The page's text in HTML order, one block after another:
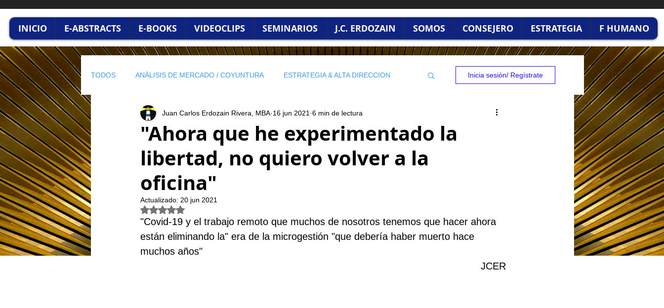
INICIO E-ABSTRACTS E-BOOKS VIDEOCLIPS SEMINARIOS J.C. ERDOZAIN SOMOS CONSEJERO ESTRATEGIA F HUMANO
TODOS ANÁLISIS DE MERCADO / COYUNTURA ESTRATEGIA & ALTA DIRECCION
INNOVACION & TECNOLOGÍA LIDERAZGO & CULTURA ORGANIZACIONAL
EL PULSO DEL CONSEJERO
Inicia sesión/ Regístrate
"Ahora que he experimentado la
libertad, no quiero volver a la
oficina"
Juan Carlos Erdozain Rivera, MBA 16 jun 2021 6 min de lectura
Actualizado: 20 jun 2021
Obtuvo NaN de 5 estrellas.
"Covid-19 y el trabajo remoto que muchos de nosotros tenemos que hacer ahora
están eliminando la" era de la microgestión "que debería haber muerto hace
muchos años"
JCER